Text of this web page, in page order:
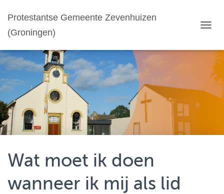
Protestantse Gemeente Zevenhuizen
(Groningen)
G
A
Wat moet ik doen
wanneer ik mij als lid